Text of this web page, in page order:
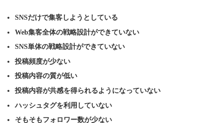
SNSだけで集客しようとしている
Web集客全体の戦略設計ができていない
SNS単体の戦略設計ができていない
投稿頻度が少ない
投稿内容の質が低い
投稿内容が共感を得られるようになっていない
ハッシュタグを利用していない
そもそもフォロワー数が少ない